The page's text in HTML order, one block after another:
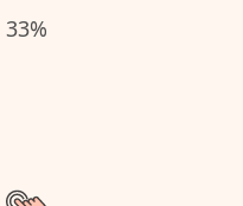
33%